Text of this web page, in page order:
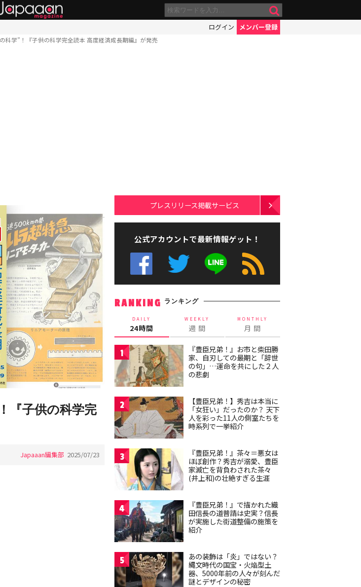
ログイン メンバー登録
科学”！『子供の科学完全読本 高度経済成長期編』が発売
『子供の科学完
Japaaan編集部 2025/07/23
プレスリリース掲載サービス
公式アカウントで最新情報ゲット！
RANKING ランキング
DAILY
24時間
WEEKLY
週 間
MONTHLY
月 間
1
『豊臣兄弟！』お市と柴田勝
家、自刃しての最期と「辞世
の句」…運命を共にした２人
の悲劇
2
【豊臣兄弟！】秀吉は本当に
「女狂い」だったのか？ 天下
人を彩った11人の側室たちを
時系列で一挙紹介
3
『豊臣兄弟！』茶々＝悪女は
ほぼ創作？秀吉が溺愛、豊臣
家滅亡を背負わされた茶々
(井上和)の壮絶すぎる生涯
4
『豊臣兄弟！』で描かれた織
田信長の道普請は史実？信長
が実施した街道整備の施策を
紹介
5
あの装飾は「炎」ではない？
縄文時代の国宝・火焔型土
器、5000年前の人々が刻んだ
謎とデザインの秘密